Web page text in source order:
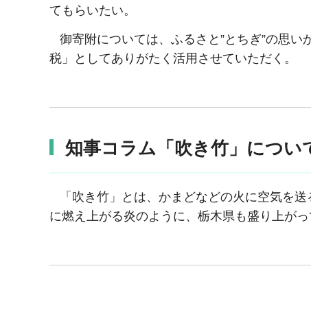
てもらいたい。
御寄附については、ふるさと”とちぎ”の思
税」としてありがたく活用させていただく。
知事コラム「吹き竹」につい
「吹き竹」とは、かまどなどの火に空気を
に燃え上がる炎のように、栃木県も盛り上が